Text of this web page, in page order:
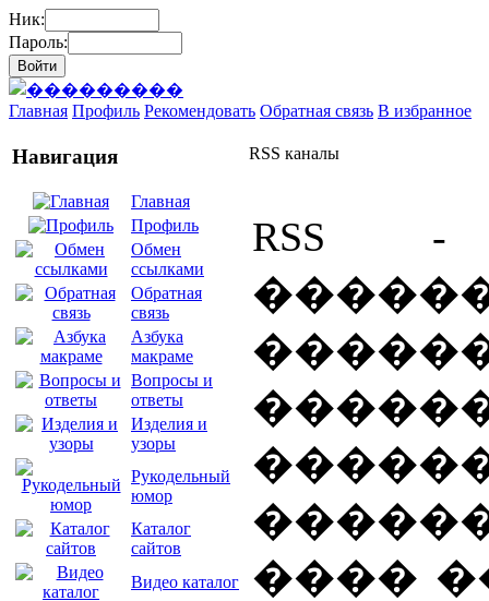
Ник:
Пароль:
Главная Профиль Рекомендовать Обратная связь В избранное
Навигация
Главная
Профиль
Обмен
ссылками
Обратная
связь
Азбука
макраме
Вопросы и
ответы
Изделия и
узоры
Рукодельный
юмор
Каталог
сайтов
Видео каталог
RSS каналы
RSS -
����